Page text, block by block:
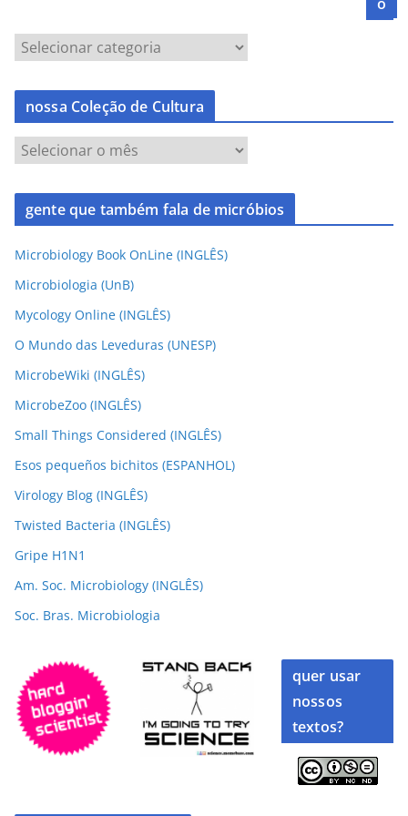
nossa Coleção de Cultura
gente que também fala de micróbios
Microbiology Book OnLine (INGLÊS)
Microbiologia (UnB)
Mycology Online (INGLÊS)
O Mundo das Leveduras (UNESP)
MicrobeWiki (INGLÊS)
MicrobeZoo (INGLÊS)
Small Things Considered (INGLÊS)
Esos pequeños bichitos (ESPANHOL)
Virology Blog (INGLÊS)
Twisted Bacteria (INGLÊS)
Gripe H1N1
Am. Soc. Microbiology (INGLÊS)
Soc. Bras. Microbiologia
quer usar
nossos
textos?